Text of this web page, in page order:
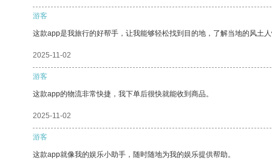
游客
这款app是我旅行的好帮手，让我能够轻松找到目的地，了解当地的风土
2025-11-02
游客
这款app的物流非常快捷，我下单后很快就能收到商品。
2025-11-02
游客
这款app就像我的娱乐小助手，随时随地为我的娱乐提供帮助。